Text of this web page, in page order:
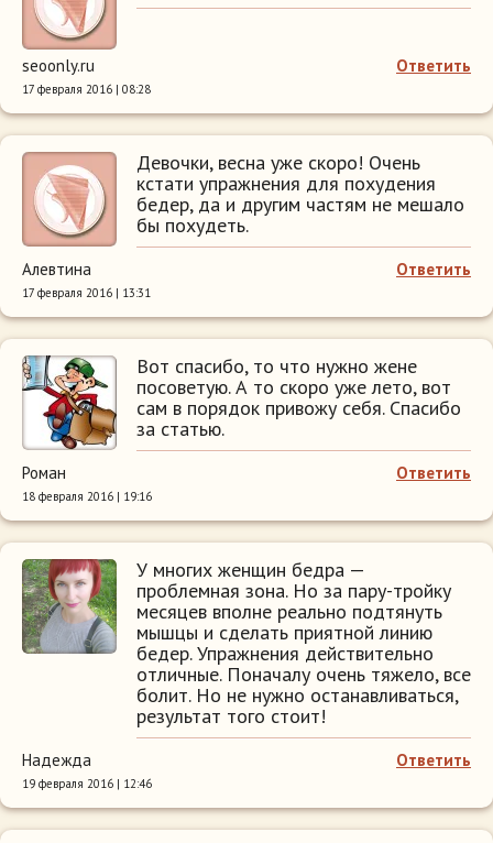
Ответить
seoonly.ru
17 февраля 2016 | 08:28
Девочки, весна уже скоро! Очень
кстати упражнения для похудения
бедер, да и другим частям не мешало
бы похудеть.
Ответить
Алевтина
17 февраля 2016 | 13:31
Вот спасибо, то что нужно жене
посоветую. А то скоро уже лето, вот
сам в порядок привожу себя. Спасибо
за статью.
Ответить
Роман
18 февраля 2016 | 19:16
У многих женщин бедра —
проблемная зона. Но за пару-тройку
месяцев вполне реально подтянуть
мышцы и сделать приятной линию
бедер. Упражнения действительно
отличные. Поначалу очень тяжело, все
болит. Но не нужно останавливаться,
результат того стоит!
Ответить
Надежда
19 февраля 2016 | 12:46